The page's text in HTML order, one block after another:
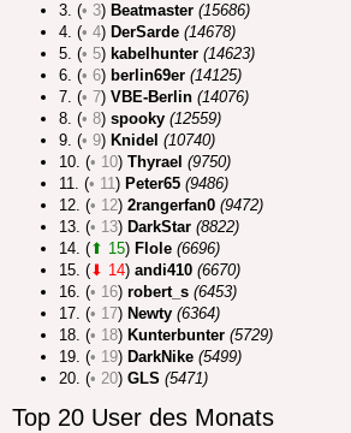
3. (• 3) Beatmaster (15686)
4. (• 4) DerSarde (14678)
5. (• 5) kabelhunter (14623)
6. (• 6) berlin69er (14125)
7. (• 7) VBE-Berlin (14076)
8. (• 8) spooky (12559)
9. (• 9) Knidel (10740)
10. (• 10) Thyrael (9750)
11. (• 11) Peter65 (9486)
12. (• 12) 2rangerfan0 (9472)
13. (• 13) DarkStar (8822)
14. (⬆ 15) Flole (6696)
15. (⬇ 14) andi410 (6670)
16. (• 16) robert_s (6453)
17. (• 17) Newty (6364)
18. (• 18) Kunterbunter (5729)
19. (• 19) DarkNike (5499)
20. (• 20) GLS (5471)
Top 20 User des Monats